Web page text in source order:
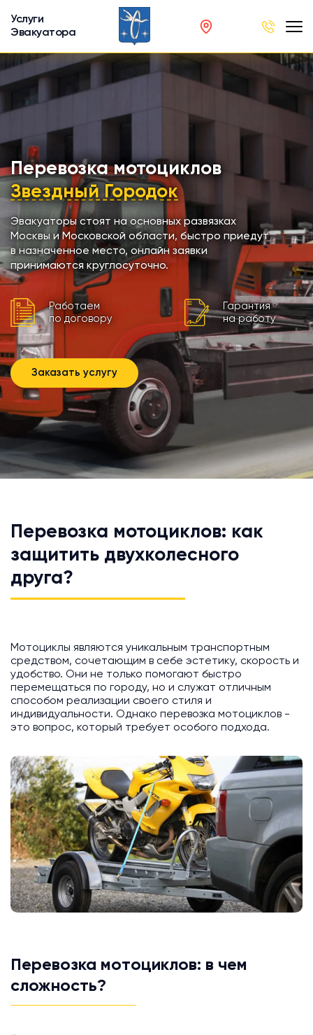
Услуги
Эвакуатора
Перевозка мотоциклов
Звездный Городок
Эвакуаторы стоят на основных развязках
Москвы и Московской области, быстро приедут
в назначенное место, онлайн заявки
принимаются круглосуточно.
Работаем
по договору
Гарантия
на работу
Заказать услугу
Перевозка мотоциклов: как
защитить двухколесного
друга?
Мотоциклы являются уникальным транспортным
средством, сочетающим в себе эстетику, скорость и
удобство. Они не только помогают быстро
перемещаться по городу, но и служат отличным
способом реализации своего стиля и
индивидуальности. Однако перевозка мотоциклов -
это вопрос, который требует особого подхода.
Перевозка мотоциклов: в чем
сложность?